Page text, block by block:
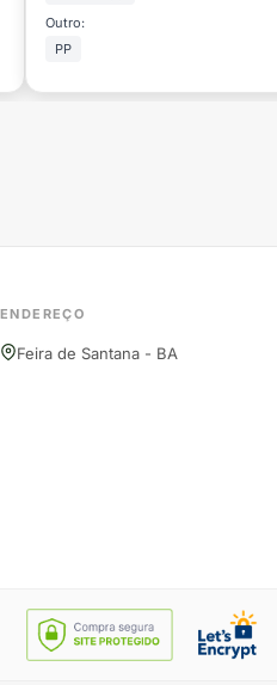
Outro:
PP
ENDEREÇO
Feira de Santana - BA